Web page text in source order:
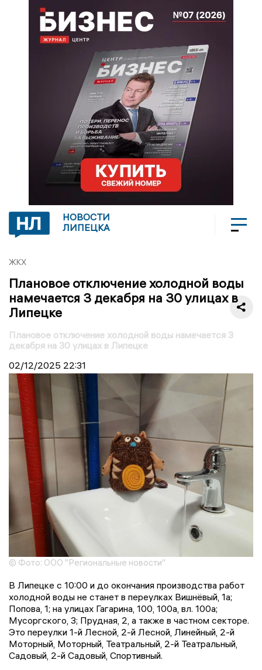
НОВОСТИ
ЛИПЕЦКА
ЖКХ
Плановое отключение холодной воды
намечается 3 декабря на 30 улицах в
Липецке
Плановое отключение холодной воды намечается 3
декабря на 30 улицах в Липецке
02/12/2025 22:31
© Фото: ООО "Региональные новости"
В Липецке с 10:00 и до окончания производства работ
холодной воды не станет в переулках Вишнёвый, 1а;
Попова, 1; на улицах Гагарина, 100, 100а, вл. 100а;
Мусоргского, 3; Прудная, 2, а также в частном секторе.
Это переулки 1-й Лесной, 2-й Лесной, Линейный, 2-й
Моторный, Моторный, Театральный, 2-й Театральный,
Садовый, 2-й Садовый, Спортивный.